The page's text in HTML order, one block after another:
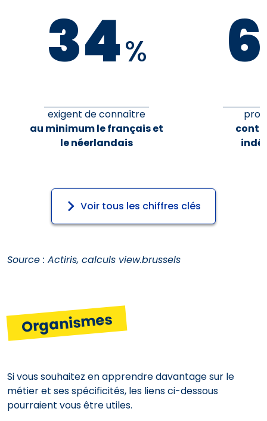
34%
exigent de connaître
au minimum le français et
le néerlandais
Voir tous les chiffres clés
Source : Actiris, calculs view.brussels
Organismes
Si vous souhaitez en apprendre davantage sur le
métier et ses spécificités, les liens ci-dessous
pourraient vous être utiles.